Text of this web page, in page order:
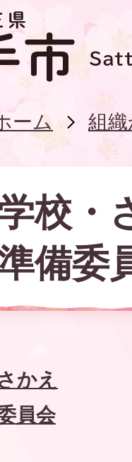
ーム 組
校・
備委
かえ
員会